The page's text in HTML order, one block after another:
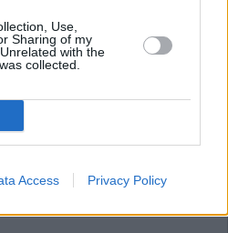
Use,
Sharing of my
with the
collected.
Access Privacy Policy